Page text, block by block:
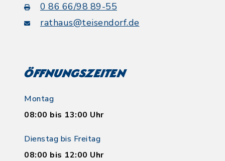
0 86 66/98 89-55
rathaus@teisendorf.de
Öffnungszeiten
Montag
08:00 bis 13:00 Uhr
Dienstag bis Freitag
08:00 bis 12:00 Uhr